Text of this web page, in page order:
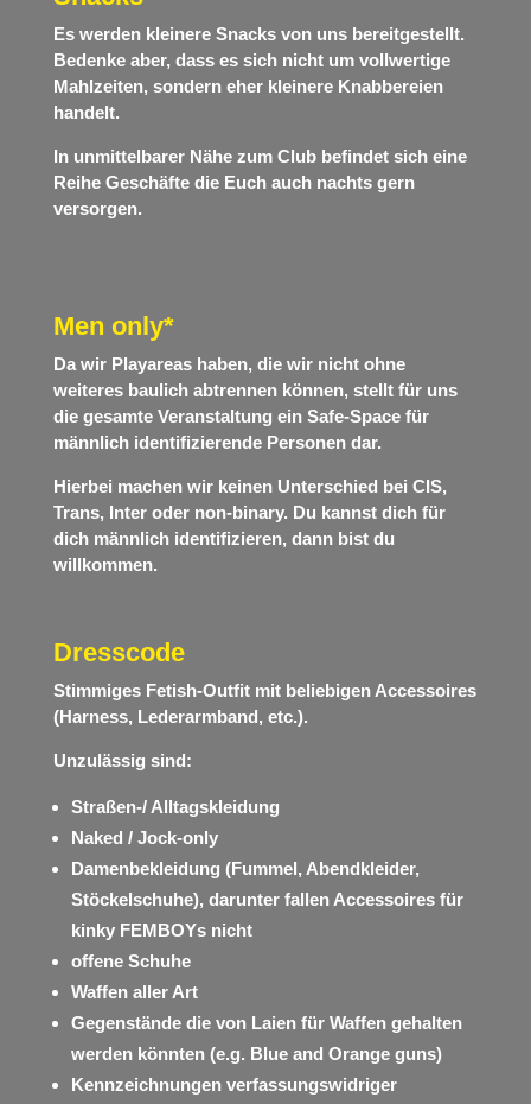
Es werden kleinere Snacks von uns bereitgestellt.
Bedenke aber, dass es sich nicht um vollwertige
Mahlzeiten, sondern eher kleinere Knabbereien
handelt.
In unmittelbarer Nähe zum Club befindet sich eine
Reihe Geschäfte die Euch auch nachts gern
versorgen.
Men only*
Da wir Playareas haben, die wir nicht ohne
weiteres baulich abtrennen können, stellt für uns
die gesamte Veranstaltung ein Safe-Space für
männlich identifizierende Personen dar.
Hierbei machen wir keinen Unterschied bei CIS,
Trans, Inter oder non-binary. Du kannst dich für
dich männlich identifizieren, dann bist du
willkommen.
Dresscode
Stimmiges Fetish-Outfit mit beliebigen Accessoires
(Harness, Lederarmband, etc.).
Unzulässig sind:
Straßen-/ Alltagskleidung
Naked / Jock-only
Damenbekleidung (Fummel, Abendkleider,
Stöckelschuhe), darunter fallen Accessoires für
kinky FEMBOYs nicht
offene Schuhe
Waffen aller Art
Gegenstände die von Laien für Waffen gehalten
werden könnten (e.g. Blue and Orange guns)
Kennzeichnungen verfassungswidriger